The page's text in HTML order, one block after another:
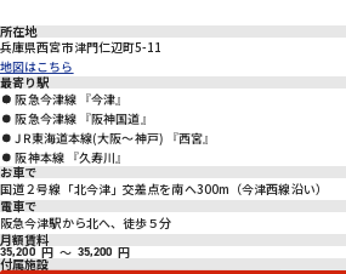
所在地
兵庫県西宮市津門仁辺町5-11
地図はこちら
最寄り駅
阪急今津線 『今津』
阪急今津線 『阪神国道』
JR東海道本線(大阪～神戸) 『西宮』
阪神本線 『久寿川』
お車で
国道２号線「北今津」交差点を南へ300m（今津西線沿い）
電車で
阪急今津駅から北へ、徒歩５分
月額賃料
35,200 円 ～ 35,200 円
付属施設